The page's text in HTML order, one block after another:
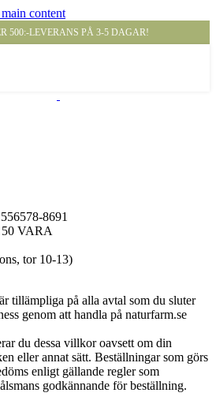
content
500:-LEVERANS PÅ 3-5 DAGAR!
8691
50 VARA
tor 10-13)
tillämpliga på alla avtal som du sluter
genom att handla på naturfarm.se
du dessa villkor oavsett om din
eller annat sätt. Beställningar som görs
enligt gällande regler som
godkännande för beställning.